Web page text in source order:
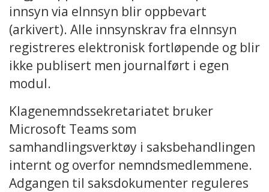
innsyn via eInnsyn blir oppbevart
(arkivert). Alle innsynskrav fra eInnsyn
registreres elektronisk fortløpende og blir
ikke publisert men journalført i egen
modul.
Klagenemndssekretariatet bruker
Microsoft Teams som
samhandlingsverktøy i saksbehandlingen
internt og overfor nemndsmedlemmene.
Adgangen til saksdokumenter reguleres